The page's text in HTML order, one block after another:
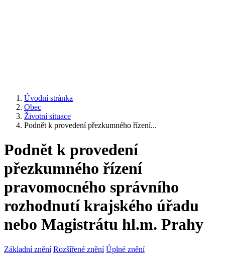
Úvodní stránka
Obec
Životní situace
Podnět k provedení přezkumného řízení...
Podnět k provedení
přezkumného řízení
pravomocného správního
rozhodnutí krajského úřadu
nebo Magistrátu hl.m. Prahy
Základní znění Rozšířené znění Úplné znění